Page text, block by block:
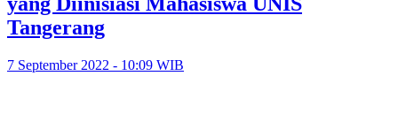
Tangerang
7 September 2022 - 10:09 WIB